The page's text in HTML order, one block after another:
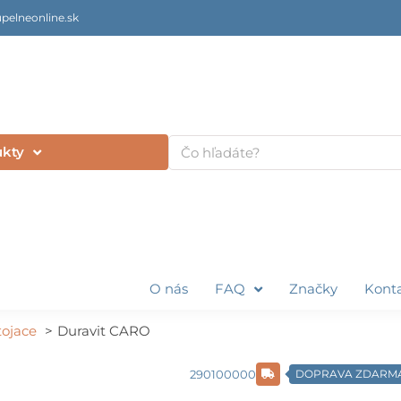
Vyhľadať
O nás FAQ Značky
Duravit CARO
290100000 DOPRAVA